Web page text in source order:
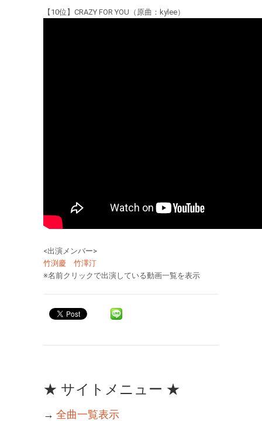
【10位】CRAZY FOR YOU（原曲：kylee）
<出演メンバー>
竹渕慶
竹澤汀
※名前クリックで出演している動画一覧を表示
★ サイトメニュー ★
→ 全曲一覧表示